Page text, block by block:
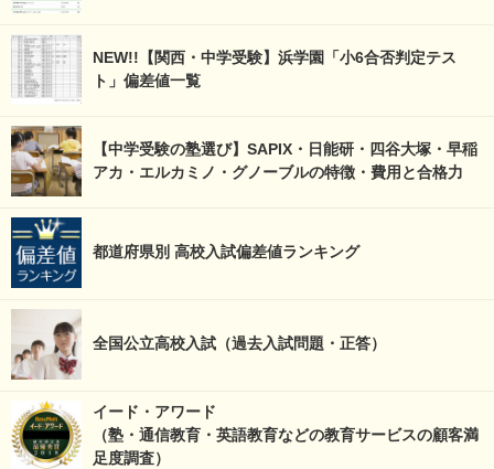
NEW!!【関西・中学受験】浜学園「小6合否判定テス
ト」偏差値一覧
【中学受験の塾選び】SAPIX・日能研・四谷大塚・早稲
アカ・エルカミノ・グノーブルの特徴・費用と合格力
都道府県別 高校入試偏差値ランキング
全国公立高校入試（過去入試問題・正答）
イード・アワード
（塾・通信教育・英語教育などの教育サービスの顧客満
足度調査）